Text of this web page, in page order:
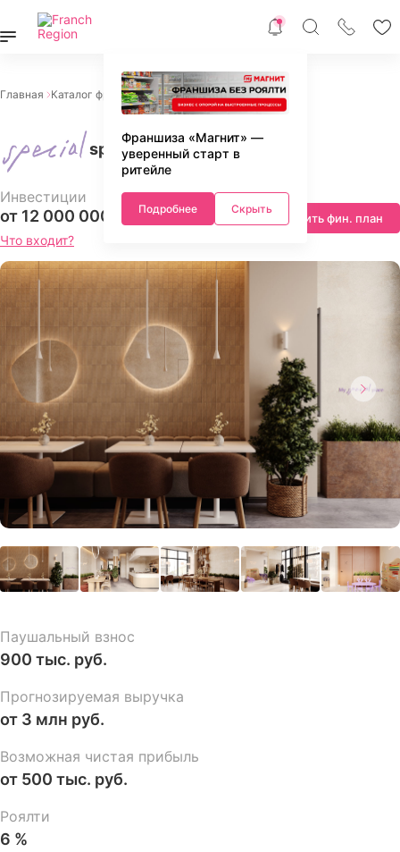
Франшиза «Магнит» —
уверенный старт в
ритейле
Подробнее Скрыть
Главная Каталог франшиз Питание Кофейни special
special
Инвестиции
от 12 000 000 ₽
Что входит?
Запросить фин. план
Паушальный взнос
900 тыс. руб.
Прогнозируемая выручка
от 3 млн руб.
Возможная чистая прибыль
от 500 тыс. руб.
Роялти
6 %